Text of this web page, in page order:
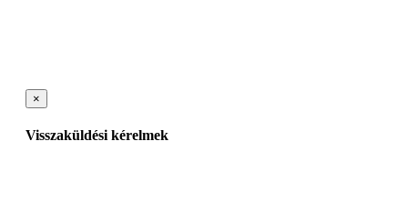
×
Visszaküldési kérelmek